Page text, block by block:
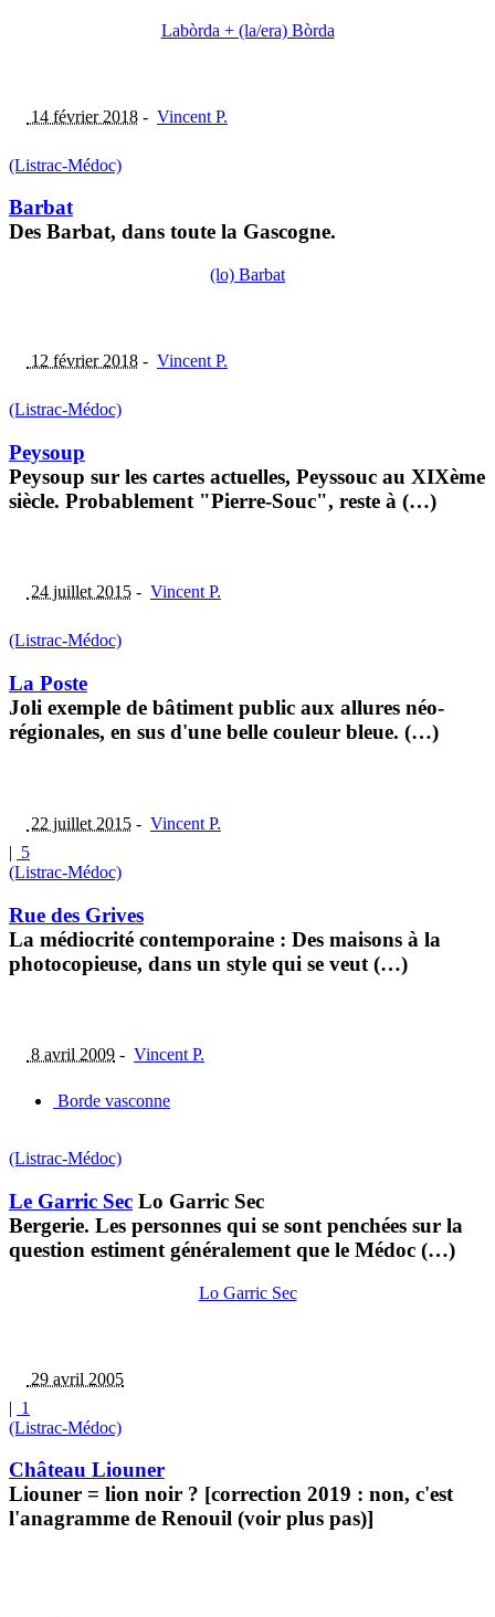
Labòrda + (la/era) Bòrda
14 février 2018 - Vincent P.
(Listrac-Médoc)
Barbat
Des Barbat, dans toute la Gascogne.
(lo) Barbat
12 février 2018 - Vincent P.
(Listrac-Médoc)
Peysoup
Peysoup sur les cartes actuelles, Peyssouc au XIXème
siècle. Probablement "Pierre-Souc", reste à (…)
24 juillet 2015 - Vincent P.
(Listrac-Médoc)
La Poste
Joli exemple de bâtiment public aux allures néo-
régionales, en sus d'une belle couleur bleue. (…)
22 juillet 2015 - Vincent P.
| 5
(Listrac-Médoc)
Rue des Grives
La médiocrité contemporaine : Des maisons à la
photocopieuse, dans un style qui se veut (…)
8 avril 2009 - Vincent P.
Borde vasconne
(Listrac-Médoc)
Le Garric Sec Lo Garric Sec
Bergerie. Les personnes qui se sont penchées sur la
question estiment généralement que le Médoc (…)
Lo Garric Sec
29 avril 2005
| 1
(Listrac-Médoc)
Château Liouner
Liouner = lion noir ? [correction 2019 : non, c'est
l'anagramme de Renouil (voir plus pas)]